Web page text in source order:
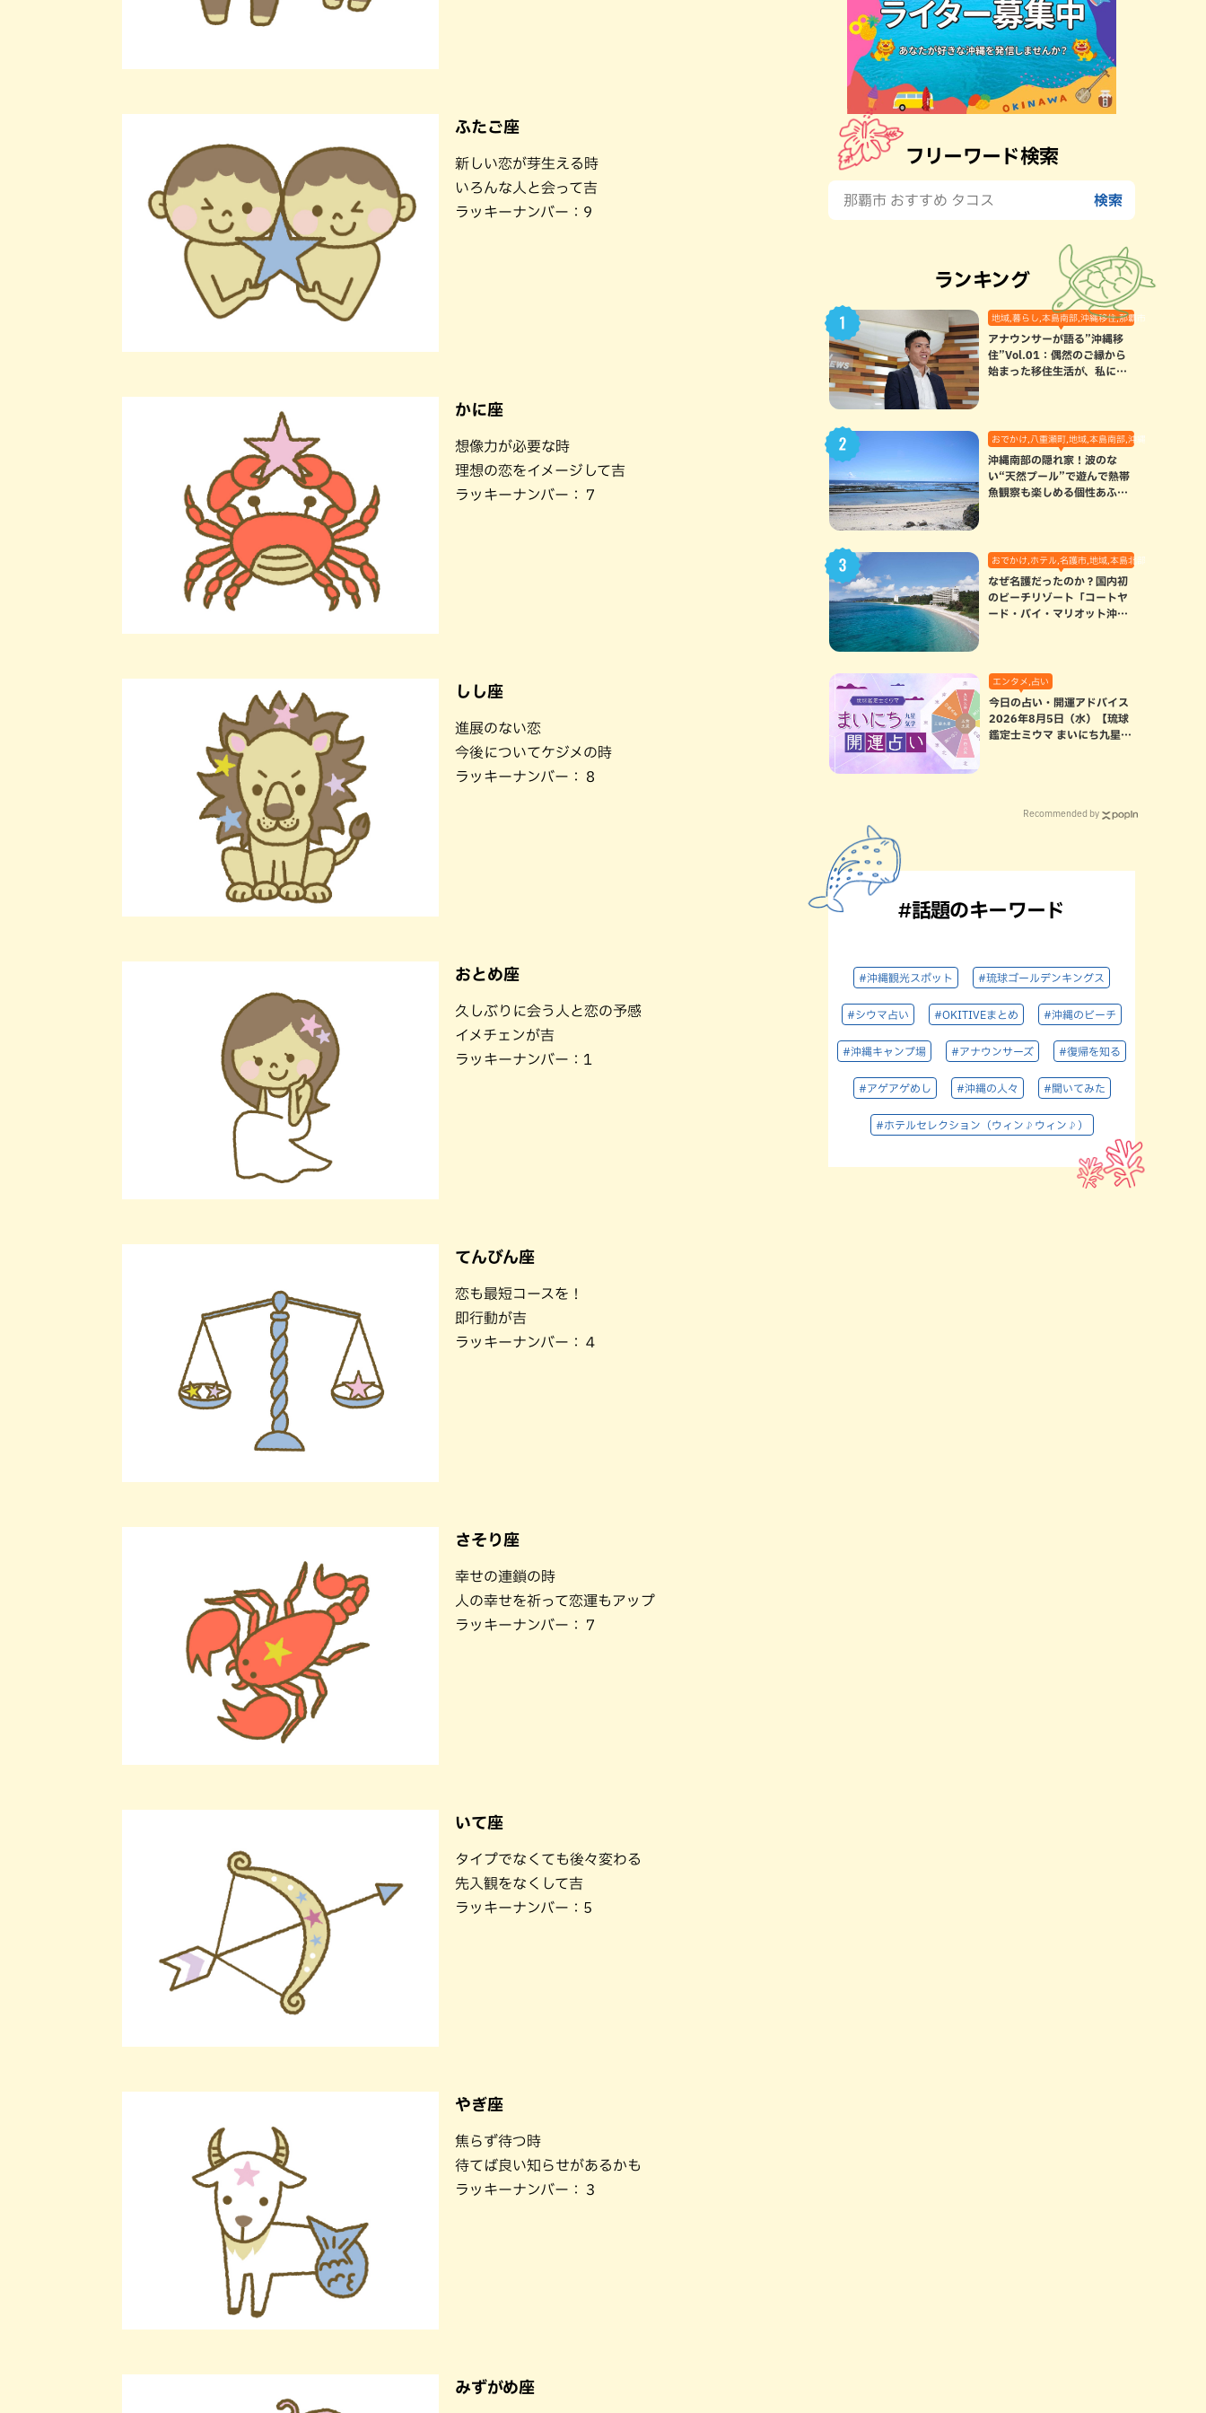
ふたご座
新しい恋が芽生える時
いろんな人と会って吉
ラッキーナンバー：9
かに座
想像力が必要な時
理想の恋をイメージして吉
ラッキーナンバー：７
しし座
進展のない恋
今後についてケジメの時
ラッキーナンバー：８
おとめ座
久しぶりに会う人と恋の予感
イメチェンが吉
ラッキーナンバー：1
てんびん座
恋も最短コースを！
即行動が吉
ラッキーナンバー：４
さそり座
幸せの連鎖の時
人の幸せを祈って恋運もアップ
ラッキーナンバー：７
いて座
タイプでなくても後々変わる
先入観をなくして吉
ラッキーナンバー：5
やぎ座
焦らず待つ時
待てば良い知らせがあるかも
ラッキーナンバー：３
みずがめ座
フリーワード検索
ランキング
地域,暮らし,本島南部,沖縄移住,那覇市
アナウンサーが語る”沖縄移
住”Vol.01：偶然のご縁から
始まった移住生活が、私にと
おでかけ,八重瀬町,地域,本島南部,沖縄の海,自然
沖縄南部の隠れ家！波のな
い“天然プール”で遊んで熱帯
魚観察も楽しめる個性あふれ
おでかけ,ホテル,名護市,地域,本島北部
なぜ名護だったのか？国内初
のビーチリゾート「コートヤ
ード・バイ・マリオット沖縄
エンタメ,占い
今日の占い・開運アドバイス
2026年8月5日（水）【琉球
鑑定士ミウマ まいにち九星気
Recommended by
#話題のキーワード
#沖縄観光スポット #琉球ゴールデンキングス
#シウマ占い #OKITIVEまとめ #沖縄のビーチ
#沖縄キャンプ場 #アナウンサーズ #復帰を知る
#アゲアゲめし #沖縄の人々 #聞いてみた
#ホテルセレクション（ウィン♪ウィン♪）